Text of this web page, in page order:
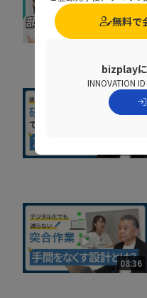
08:36
無料で
bizplay
INNOVATION